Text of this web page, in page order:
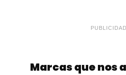
PUBLICIDAD
Marcas que nos